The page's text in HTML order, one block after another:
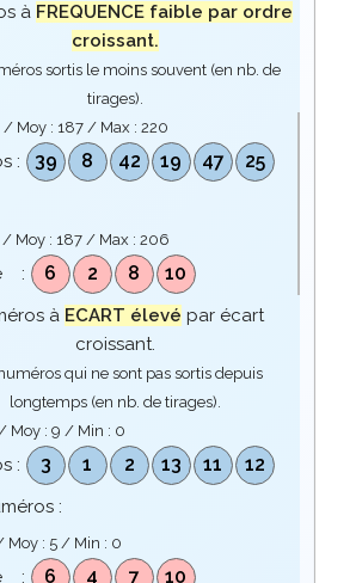
à FREQUENCE faible par ordre
croissant.
sortis le moins souvent (en nb. de
tirages).
/ Moy : 187/ Max : 220
: 39 8 42 19 47
25
Moy : 187/ Max : 206
: 6 2 8 10
à ECART élevé par écart
croissant.
qui ne sont pas sortis depuis
longtemps (en nb. de tirages).
Moy : 9 / Min : 0
: 3 1 2 13 11
12
:
Moy : 5/ Min : 0
: 6 4 7 10